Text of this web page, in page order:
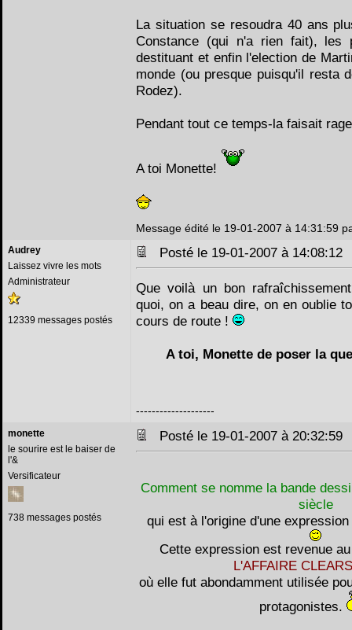
La situation se resoudra 40 ans
Constance (qui n'a rien fait), les
destituant et enfin l'election de
monde (ou presque puisqu'il resta
Rodez).
Pendant tout ce temps-la faisait
A toi Monette!
Message édité le 19-01-2007 à 14:31:59
Audrey
Laissez vivre les mots
Administrateur
12339 messages postés
Posté le 19-01-2007 à
Que voilà un bon
quoi, on a beau dire, on en oublie
cours de route !
A toi, Monette de poser la
--------------------
monette
le sourire est le baiser de
l'&
Versificateur
738 messages postés
Posté le 19-01-2007 à
Comment se nomme la bande
siècle
qui est à l'origine d'une
Cette expression est revenue
L'AFFAIRE
où elle fut abondamment utilisée
protagonistes.